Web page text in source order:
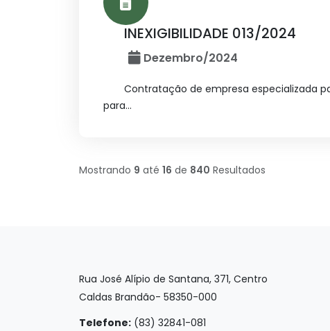
INEXIGIBILIDADE 013/2024
Dezembro/2024
Contratação de empresa especializada
para...
Mostrando 9 até 16 de 840 Resultados
Rua José Alípio de Santana, 371, Centro
Caldas Brandão- 58350-000
Telefone: (83) 32841-081